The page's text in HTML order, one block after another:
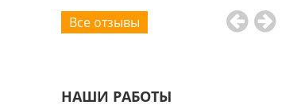
Все отзывы
НАШИ РАБОТЫ